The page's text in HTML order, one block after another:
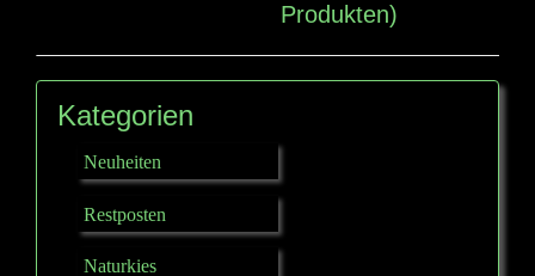
Produkten)
Kategorien
Neuheiten
Restposten
Naturkies